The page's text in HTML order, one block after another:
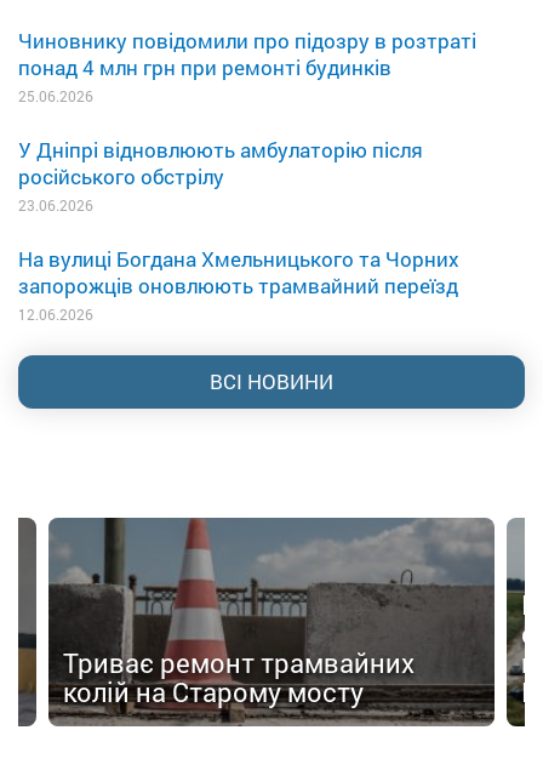
Чиновнику повідомили про підозру в розтраті
понад 4 млн грн при ремонті будинків
25.06.2026
У Дніпрі відновлюють амбулаторію після
російського обстрілу
23.06.2026
На вулиці Богдана Хмельницького та Чорних
запорожців оновлюють трамвайний переїзд
12.06.2026
ВСІ НОВИНИ
Триває ремонт трамвайних
колій на Старому мосту